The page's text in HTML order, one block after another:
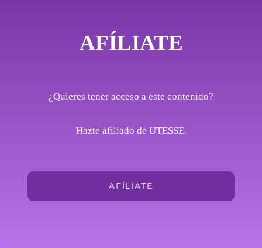
AFÍLIATE
¿Quieres tener acceso a este contenido?
Hazte afiliado de UTESSE.
AFÍLIATE